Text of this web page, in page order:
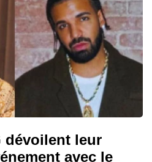
dévoilent leur
avec le